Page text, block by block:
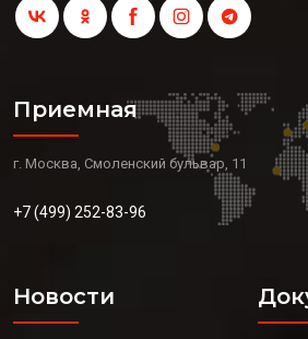
Приемная
г. Москва, Смоленский бульвар, 11
+7 (499) 252-83-96
Новости